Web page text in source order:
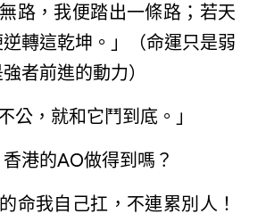
路，我便踏出一條路；若天
轉這乾坤。」（命運只是弱
者前進的動力）
公，就和它鬥到底。」
港的AO做得到嗎？
命我自己扛，不連累別人！